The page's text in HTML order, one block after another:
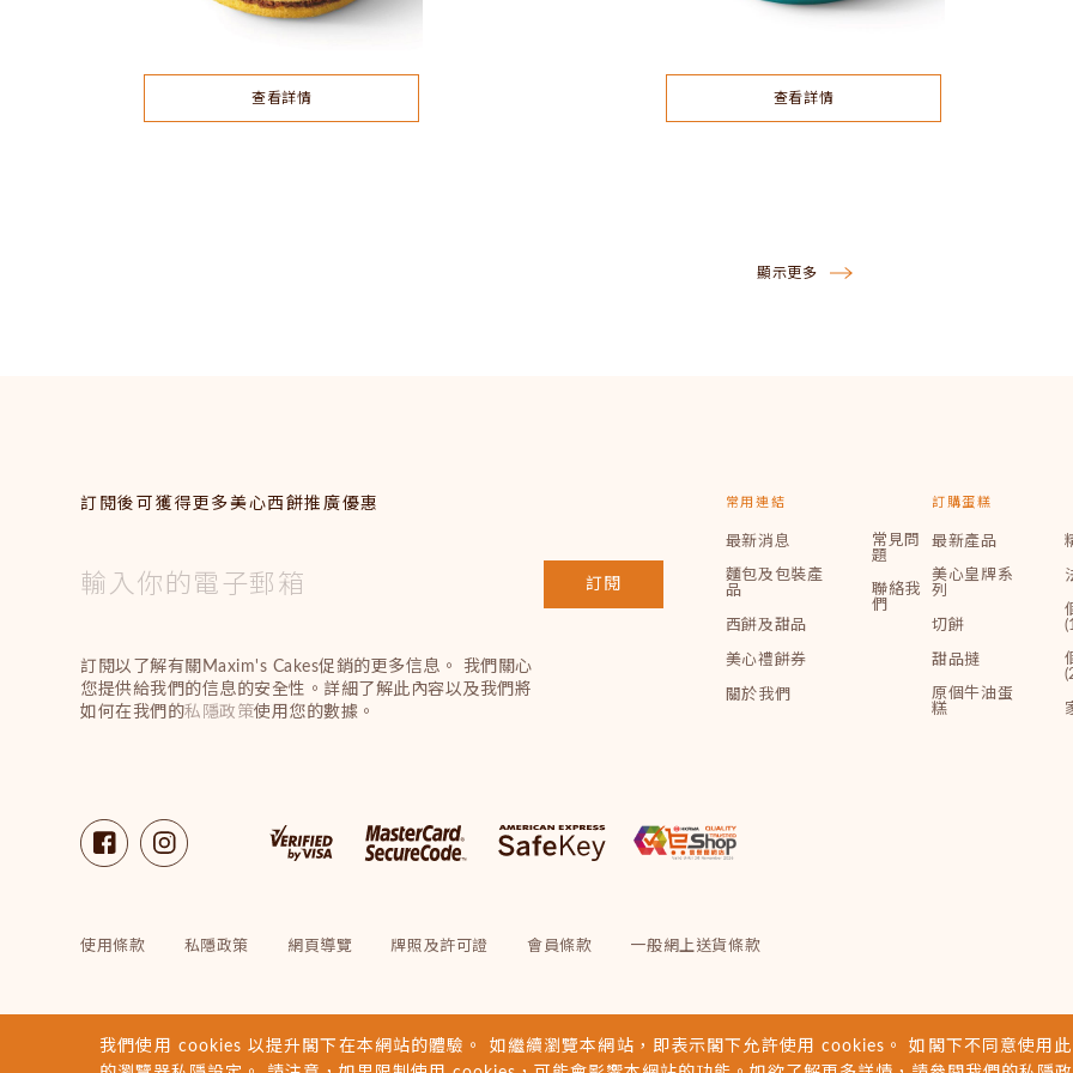
查看詳情 查看詳情
顯示更多
訂閱後可獲得更多美心西餅推廣優惠
訂閱
訂閱以了解有關Maxim's Cakes促銷的更多信息。 我們關心
您提供給我們的信息的安全性。詳細了解此內容以及我們將
如何在我們的私隱政策使用您的數據。
常用連結
最新消息
麵包及包裝產
品
西餅及甜品
美心禮餅券
關於我們
常見問
題
聯絡我
們
訂購蛋糕
最新產品
美心皇牌系
列
切餅
甜品撻
原個牛油蛋
糕
使用條款 私隱政策 網頁導覽 牌照及許可證 會員條款 一般網上送貨條款
我們使用 cookies 以提升閣下在本網站的體驗。 如繼續瀏覽本網站，即表示閣下允許使用 cookies。 如閣下不同意使用